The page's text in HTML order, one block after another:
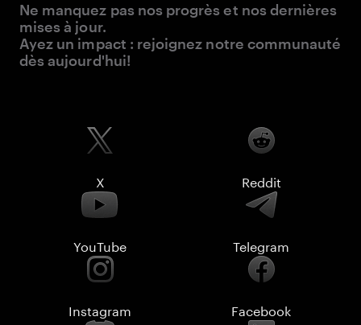
Ne manquez pas nos progrès et nos dernières
mises à jour.
Ayez un impact : rejoignez notre communauté
dès aujourd'hui!
X Reddit
YouTube Telegram
Instagram Facebook